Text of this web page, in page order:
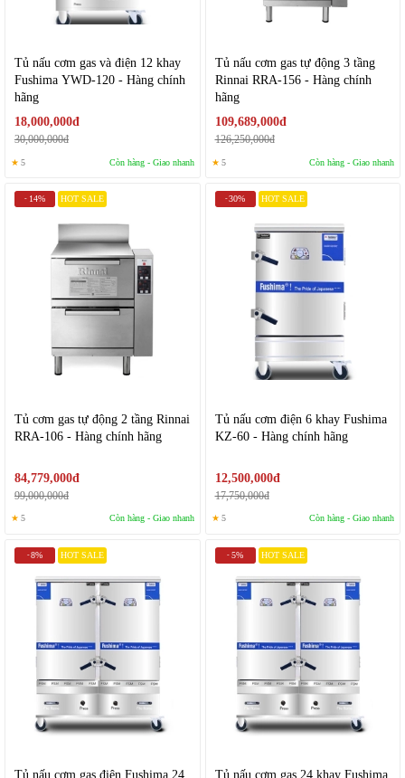
Tủ nấu cơm gas và điện 12 khay
Fushima YWD-120 - Hàng chính
hãng
18,000,000đ
30,000,000đ
★ 5 Còn hàng - Giao nhanh
Tủ nấu cơm gas tự động 3 tầng
Rinnai RRA-156 - Hàng chính
hãng
109,689,000đ
126,250,000đ
★ 5 Còn hàng - Giao nhanh
- 14% HOT SALE
Tủ cơm gas tự động 2 tầng Rinnai
RRA-106 - Hàng chính hãng
84,779,000đ
99,000,000đ
★ 5 Còn hàng - Giao nhanh
-30% HOT SALE
Tủ nấu cơm điện 6 khay Fushima
KZ-60 - Hàng chính hãng
12,500,000đ
17,750,000đ
★ 5 Còn hàng - Giao nhanh
-8% HOT SALE
Tủ nấu cơm gas điện Fushima 24
- 5% HOT SALE
Tủ nấu cơm gas 24 khay Fushima